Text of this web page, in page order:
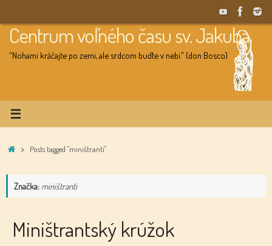
to
content
Centrum voľného času sv. Jakuba
"Nohami kráčajte po zemi, ale srdcom buďte v nebi." (don Bosco)
HomePosts tagged "miništranti"
Značka: miništranti
Miništrantský krúžok